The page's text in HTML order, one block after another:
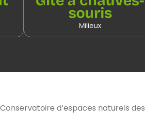
souris
Milieux
d’espaces naturels des